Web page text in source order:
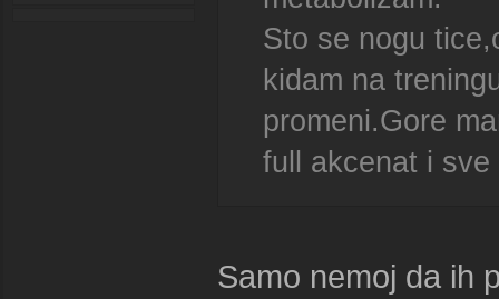
Sto se nogu
kidam na
promeni.Gore
full akcenat i sve
Samo nemoj da ih